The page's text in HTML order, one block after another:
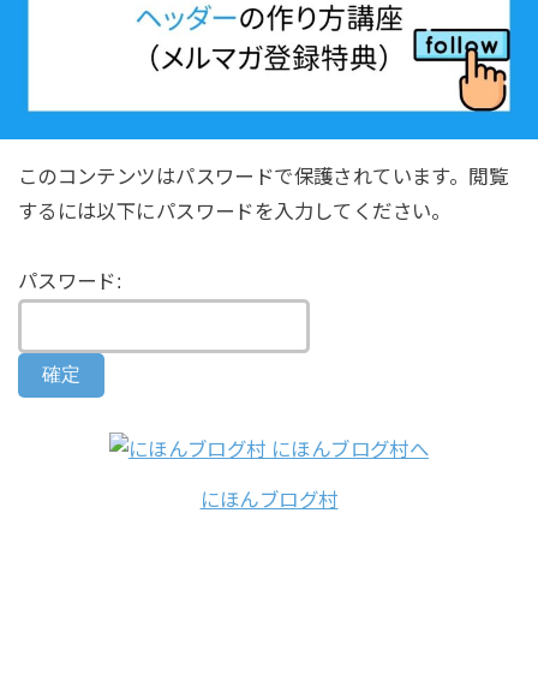
このコンテンツはパスワードで保護されています。閲覧
するには以下にパスワードを入力してください。
パスワード:
にほんブログ村